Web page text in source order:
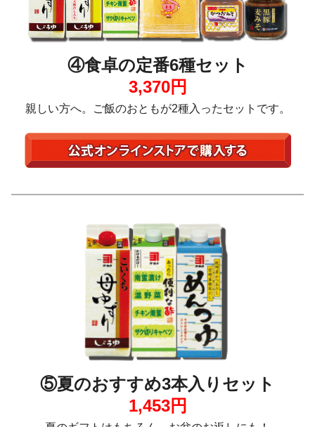
④食卓の定番6種セット
3,370円
親しい方へ。ご飯のおともが2種入ったセットです。
⑤夏のおすすめ3本入りセット
1,453円